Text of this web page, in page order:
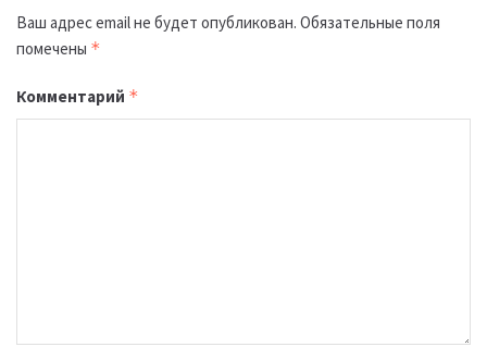
Ваш адрес email не будет опубликован. Обязательные поля
помечены *
Комментарий *